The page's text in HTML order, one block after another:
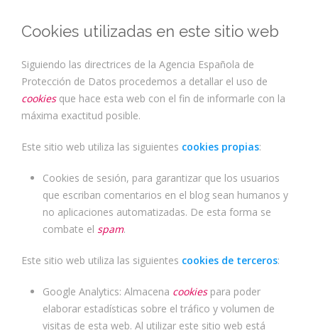
Cookies utilizadas en este sitio web
Siguiendo las directrices de la Agencia Española de
Protección de Datos procedemos a detallar el uso de
cookiesque hace esta web con el fin de informarle con la
máxima exactitud posible.
Este sitio web utiliza las siguientes cookies propias:
Cookies de sesión, para garantizar que los usuarios
que escriban comentarios en el blog sean humanos y
no aplicaciones automatizadas. De esta forma se
combate el spam.
Este sitio web utiliza las siguientes cookies de terceros:
Google Analytics: Almacena cookiespara poder
elaborar estadísticas sobre el tráfico y volumen de
visitas de esta web. Al utilizar este sitio web está